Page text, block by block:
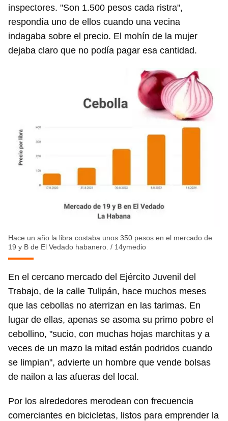
inspectores. "Son 1.500 pesos cada ristra",
respondía uno de ellos cuando una vecina
indagaba sobre el precio. El mohín de la mujer
dejaba claro que no podía pagar esa cantidad.
Hace un año la libra costaba unos 350 pesos en el mercado de
19 y B de El Vedado habanero. / 14ymedio
En el cercano mercado del Ejército Juvenil del
Trabajo, de la calle Tulipán, hace muchos meses
que las cebollas no aterrizan en las tarimas. En
lugar de ellas, apenas se asoma su primo pobre el
cebollino, "sucio, con muchas hojas marchitas y a
veces de un mazo la mitad están podridos cuando
se limpian", advierte un hombre que vende bolsas
de nailon a las afueras del local.
Por los alrededores merodean con frecuencia
comerciantes en bicicletas, listos para emprender la